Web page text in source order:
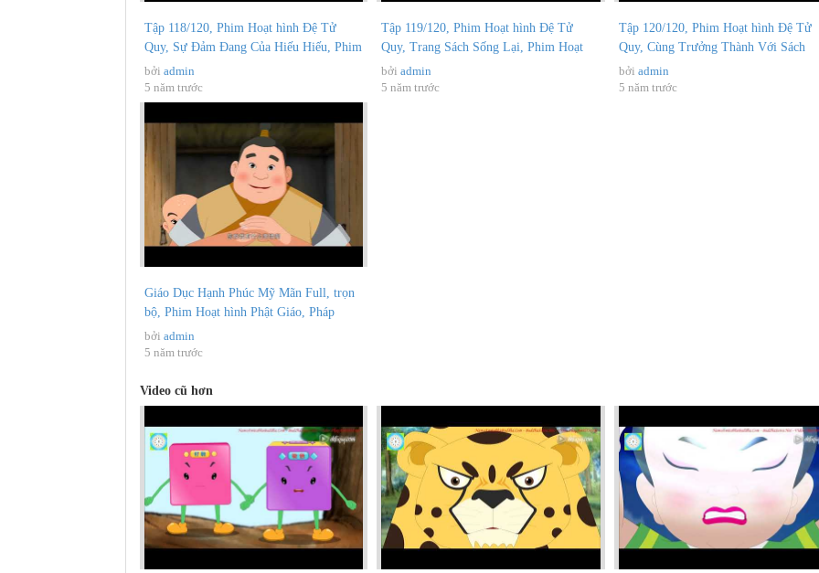
Tập 118/120, Phim Hoạt hình Đệ Tử
Quy, Sự Đảm Đang Của Hiếu Hiếu, Phim
Hoạt...
bởi admin
5 năm trước
Tập 119/120, Phim Hoạt hình Đệ Tử
Quy, Trang Sách Sống Lại, Phim Hoạt
hình...
bởiadmin
5 năm trước
Tập 120/120, Phim Hoạt hình Đệ Tử
Quy, Cùng Trưởng Thành Với Sách
Thánh...
bởi admin
5 năm trước
Giáo Dục Hạnh Phúc Mỹ Mãn Full, trọn
bộ, Phim Hoạt hình Phật Giáo, Pháp
Âm...
bởi admin
5 năm trước
Video cũ hơn